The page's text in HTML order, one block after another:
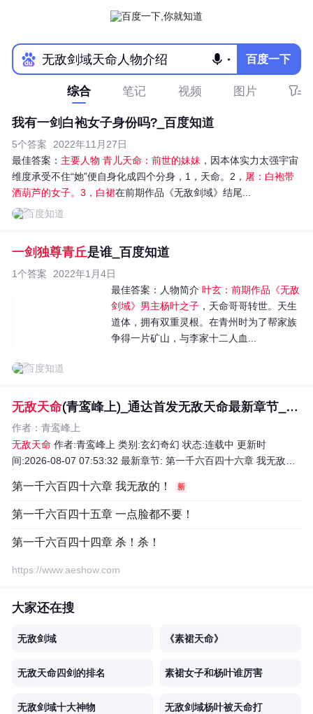
百度一下
综合 笔记 视频 图片
我有一剑白袍女子身份吗?_百度知道
5个答案
2022年11月27日
最佳答案： 主要人物 青儿天命：前世的妹妹 ，因本体实力太强宇宙
维度承受不住“她”便自身化成四个分身，1，天命。2， 屠：白袍带
酒葫芦的女子。3，白裙在前期作品《无敌剑域》结尾...
百度知道
一剑独尊青丘是谁_百度知道
1个答案
2022年1月4日
最佳答案： 人物简介 叶玄：前期作品《无敌
剑域》男主杨叶之子，天命哥哥转世。天生
道体，拥有双重灵根。在青州时为了帮家族
争得一片矿山，与李家十二人血...
百度知道
无敌天命(青鸾峰上)_通达首发无敌天命最新章节_通达书院
作者：青鸾峰上
无敌天命 作者:青鸾峰上 类别:玄幻奇幻 状态:连载中 更新时
间:2026-08-07 07:53:32 最新章节: 第一千六百四十六章 我无敌的!
第一千六百四十六章 我无敌的！ 新
第一千六百四十五章 一点脸都不要！
第一千六百四十四章 杀！杀！
https://www.aeshow.com
大家还在搜
无敌剑域 《素裙天命》
无敌天命四剑的排名 素裙女子和杨叶谁厉害
无敌剑域十大神物 无敌剑域杨叶被天命打